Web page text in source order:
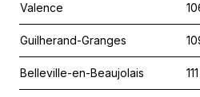
Valence
Guilherand-Granges
Belleville-en-Beaujolais 111